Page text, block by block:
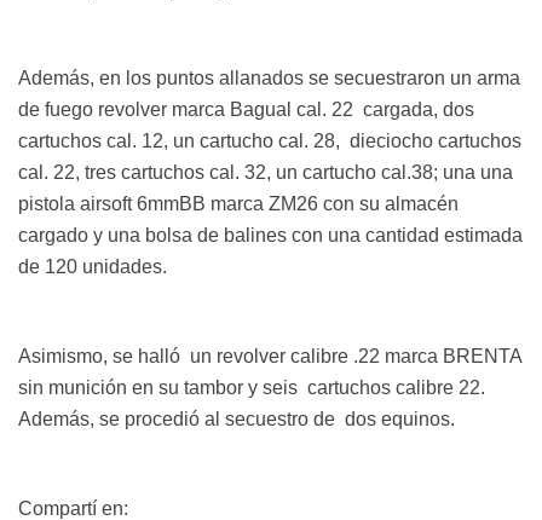
Además, en los puntos allanados se secuestraron un arma
de fuego revolver marca Bagual cal. 22 cargada, dos
cartuchos cal. 12, un cartucho cal. 28, dieciocho cartuchos
cal. 22, tres cartuchos cal. 32, un cartucho cal.38; una una
pistola airsoft 6mmBB marca ZM26 con su almacén
cargado y una bolsa de balines con una cantidad estimada
de 120 unidades.
Asimismo, se halló un revolver calibre .22 marca BRENTA
sin munición en su tambor y seis cartuchos calibre 22.
Además, se procedió al secuestro de dos equinos.
Compartí en: